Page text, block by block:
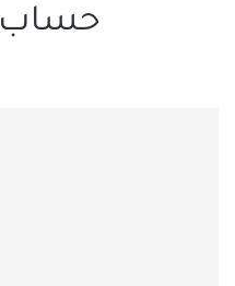
حساب Google